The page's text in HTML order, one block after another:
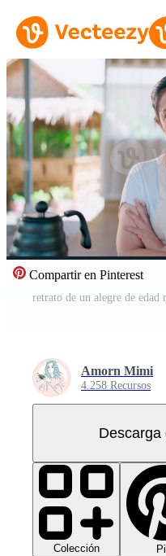
Compartir en Pinterest
Amorn Mimi
4.258 Recursos
Descarga
Colección